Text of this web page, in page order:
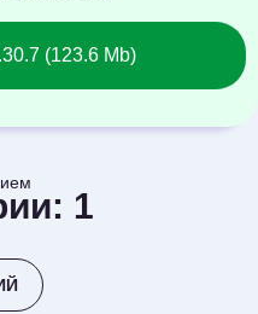
(123.6 Mb)
1